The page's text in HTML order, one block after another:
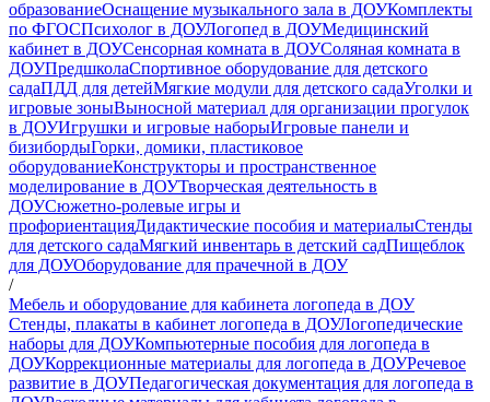
образованиеОснащение музыкального зала в ДОУКомплекты
по ФГОСПсихолог в ДОУЛогопед в ДОУМедицинский
кабинет в ДОУСенсорная комната в ДОУСоляная комната в
ДОУПредшколаСпортивное оборудование для детского
садаПДД для детейМягкие модули для детского садаУголки и
игровые зоныВыносной материал для организации прогулок
в ДОУИгрушки и игровые наборыИгровые панели и
бизибордыГорки, домики, пластиковое
оборудованиеКонструкторы и пространственное
моделирование в ДОУТворческая деятельность в
ДОУСюжетно-ролевые игры и
профориентацияДидактические пособия и материалыСтенды
для детского садаМягкий инвентарь в детский садПищеблок
для ДОУОборудование для прачечной в ДОУ
/
Мебель и оборудование для кабинета логопеда в ДОУ
Стенды, плакаты в кабинет логопеда в ДОУЛогопедические
наборы для ДОУКомпьютерные пособия для логопеда в
ДОУКоррекционные материалы для логопеда в ДОУРечевое
развитие в ДОУПедагогическая документация для логопеда в